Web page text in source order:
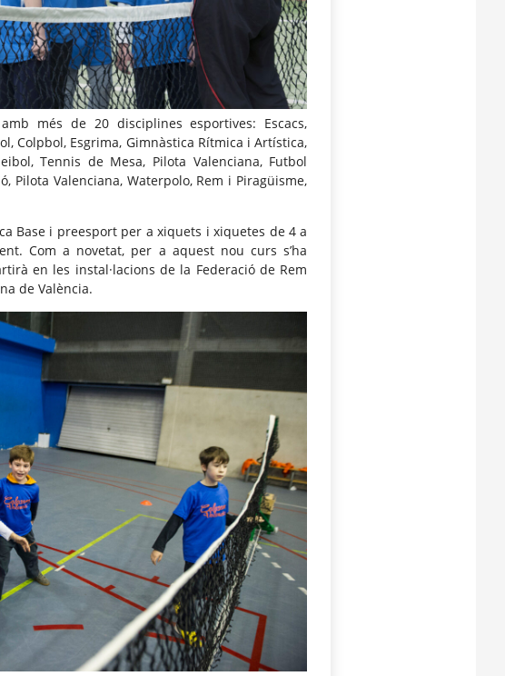
més de 20 disciplines esportives: Escacs,
Colpbol, Esgrima, Gimnàstica Rítmica i Artística,
Tennis de Mesa, Pilota Valenciana, Futbol
Pilota Valenciana, Waterpolo, Rem i Piragüisme,
Base i preesport per a xiquets i xiquetes de 4 a
Com a novetat, per a aquest nou curs s’ha
en les instal·lacions de la Federació de Rem
de València.